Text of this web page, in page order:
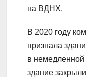
на ВДНХ.
В 2020 году
признала
в немедленной
здание